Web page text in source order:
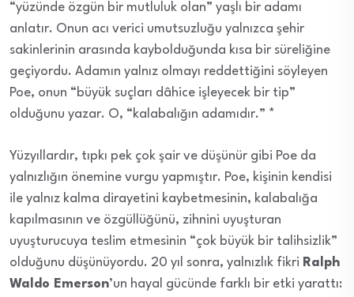
“yüzünde özgün bir mutluluk olan” yaşlı bir adamı
anlatır. Onun acı verici umutsuzluğu yalnızca şehir
sakinlerinin arasında kaybolduğunda kısa bir süreliğine
geçiyordu. Adamın yalnız olmayı reddettiğini söyleyen
Poe, onun “büyük suçları dâhice işleyecek bir tip”
olduğunu yazar. O, “kalabalığın adamıdır.” *
Yüzyıllardır, tıpkı pek çok şair ve düşünür gibi Poe da
yalnızlığın önemine vurgu yapmıştır. Poe, kişinin kendisi
ile yalnız kalma dirayetini kaybetmesinin, kalabalığa
kapılmasının ve özgüllüğünü, zihnini uyuşturan
uyuşturucuya teslim etmesinin “çok büyük bir talihsizlik”
olduğunu düşünüyordu. 20 yıl sonra, yalnızlık fikri Ralph
Waldo Emerson’un hayal gücünde farklı bir etki yarattı: